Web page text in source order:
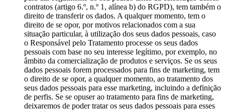
contratos (artigo 6.º, n.º 1, alínea b) do RGPD), tem também o
direito de transferir os dados. A qualquer momento, tem o
direito de se opor, por motivos relacionados com a sua
situação particular, à utilização dos seus dados pessoais, caso
o Responsável pelo Tratamento processe os seus dados
pessoais com base no seu interesse legítimo, por exemplo, no
âmbito da comercialização de produtos e serviços. Se os seus
dados pessoais forem processados para fins de marketing, tem
o direito de se opor, a qualquer momento, ao tratamento dos
seus dados pessoais para esse marketing, incluindo a definição
de perfis. Se se opuser ao tratamento para fins de marketing,
deixaremos de poder tratar os seus dados pessoais para esses